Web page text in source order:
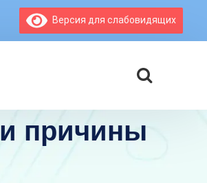
Версия для слабовидящих
причины